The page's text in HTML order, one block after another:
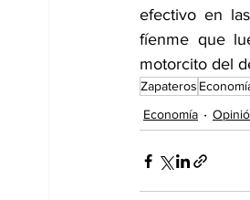
efectivo en
fíenme que
motorcito del
Zapateros
Economía